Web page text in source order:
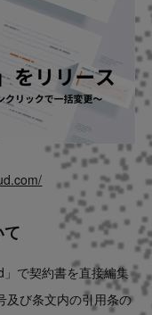
で契約書を直接編集
及び条文内の引用条の